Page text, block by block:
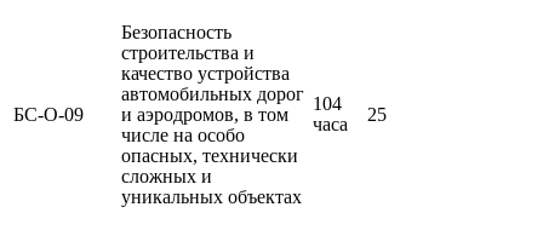
БС-О-09
Безопасность
строительства и
качество устройства
автомобильных дорог
и аэродромов, в том
числе на особо
опасных, технически
сложных и
уникальных объектах
104
часа
25